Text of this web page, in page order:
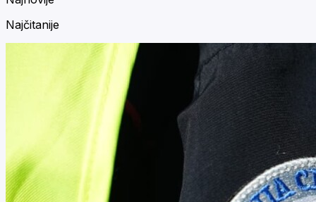
Najčitanije